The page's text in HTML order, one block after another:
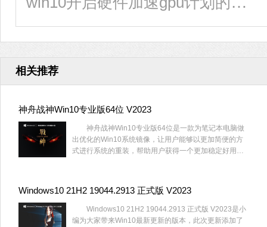
相关推荐
神舟战神Win10专业版64位 V2023
神舟战神Win10专业版64位是一款为笔记本电脑做
出优化的Win10系统镜像，让用户能够以更加简便的方
式进行系统的重装，帮助用户获得一个更加稳定好用的
Windows10 21H2 19044.2913 正式版 V2023
Windows10 21H2 19044.2913 正式版 V2023是小
编为大家带来Win10最新更新的版本，此次更新添加了